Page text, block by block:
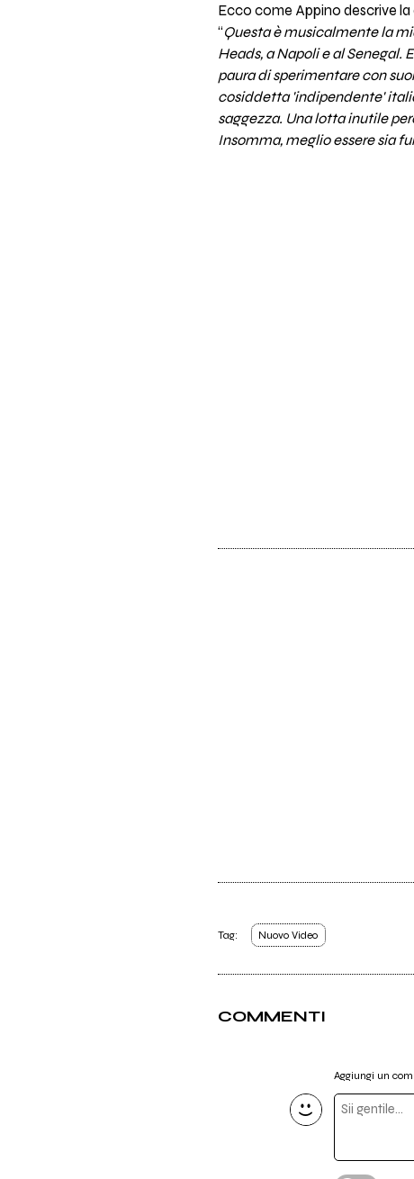
Ecco come Appino descrive la
“Questa è musicalmente la
Heads, a Napoli e al
paura di sperimentare con
cosiddetta 'indipendente'
saggezza. Una lotta inutile
Insomma, meglio essere sia
Tag: Nuovo Video
COMMENTI
Aggiungi un